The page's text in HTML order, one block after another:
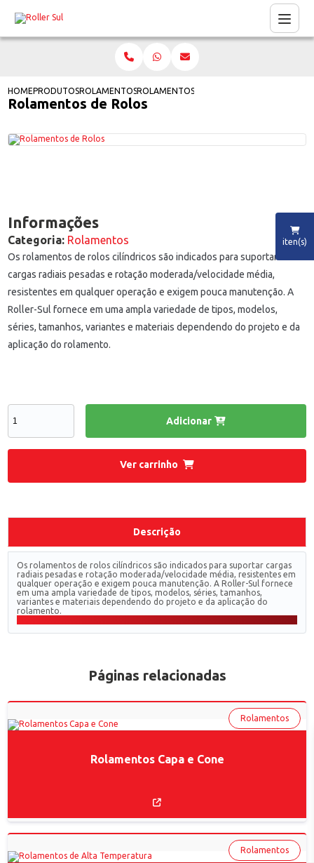
iten(s)
HOMEPRODUTOSROLAMENTOSROLAMENTOS DE ROLOS
Rolamentos de Rolos
Informações
Categoria: Rolamentos
Os rolamentos de rolos cilíndricos são indicados para suportar
cargas radiais pesadas e rotação moderada/velocidade média,
resistentes em qualquer operação e exigem pouca manutenção. A
Roller-Sul fornece em uma ampla variedade de tipos, modelos,
séries, tamanhos, variantes e materiais dependendo do projeto e da
aplicação do rolamento.
Adicionar
Ver carrinho
Descrição
Os rolamentos de rolos cilíndricos são indicados para suportar cargas
radiais pesadas e rotação moderada/velocidade média, resistentes em
qualquer operação e exigem pouca manutenção. A Roller-Sul fornece
em uma ampla variedade de tipos, modelos, séries, tamanhos,
variantes e materiais dependendo do projeto e da aplicação do
rolamento.
Páginas relacionadas
Rolamentos Capa e Cone
Rolamentos
Rolamentos